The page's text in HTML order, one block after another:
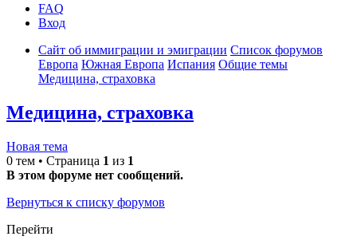
FAQ
Вход
Сайт об иммиграции и эмиграции Список форумов
Европа Южная Европа Испания Общие темы
Медицина, страховка
Медицина, страховка
Новая тема
0 тем • Страница 1 из 1
В этом форуме нет сообщений.
Вернуться к списку форумов
Перейти